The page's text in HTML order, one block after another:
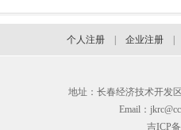
个人注册 企业注册
地址：长春经济技术开发
Email：
吉ICP